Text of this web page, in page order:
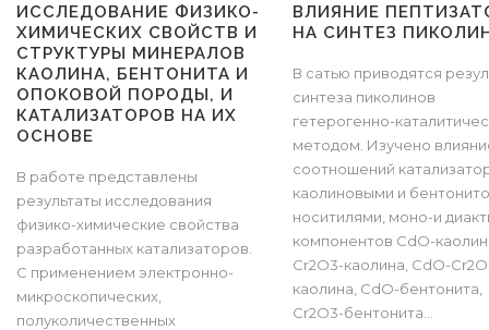
ИССЛЕДОВАНИЕ ФИЗИКО-
ХИМИЧЕСКИХ СВОЙСТВ И
СТРУКТУРЫ МИНЕРАЛОВ
КАОЛИНА, БЕНТОНИТА И
ОПОКОВОЙ ПОРОДЫ, И
КАТАЛИЗАТОРОВ НА ИХ
ОСНОВЕ
В работе представлены
результаты исследования
физико-химические свойства
разработанных катализаторов.
C применением электронно-
микроскопических,
полуколичественных
ВЛИЯНИЕ
НА СИНТЕЗ
В сатью приводятся
синтеза пиколинов
гетерогенно-
методом. Изучено
соотношений
каолиновыми и
носитилями, моно-и
компонентов CdO-
Cr2O3-каолина, CdO-
каолина, CdO-бентонита,
Cr2O3-бентонита...